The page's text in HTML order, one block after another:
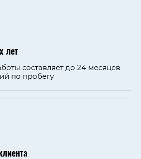
лет
составляет до 24 месяцев
по пробегу